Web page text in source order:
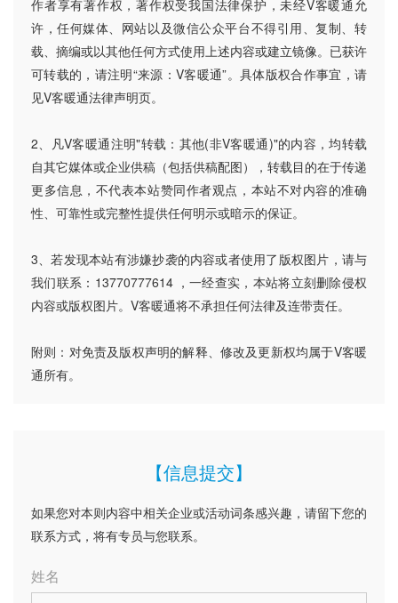
作者享有著作权，著作权受我国法律保护，未经V客暖通允
许，任何媒体、网站以及微信公众平台不得引用、复制、转
载、摘编或以其他任何方式使用上述内容或建立镜像。已获许
可转载的，请注明“来源：V客暖通”。具体版权合作事宜，请
见V客暖通法律声明页。
2、凡V客暖通注明"转载：其他(非V客暖通)"的内容，均转载
自其它媒体或企业供稿（包括供稿配图），转载目的在于传递
更多信息，不代表本站赞同作者观点，本站不对内容的准确
性、可靠性或完整性提供任何明示或暗示的保证。
3、若发现本站有涉嫌抄袭的内容或者使用了版权图片，请与
我们联系：13770777614 ，一经查实，本站将立刻删除侵权
内容或版权图片。V客暖通将不承担任何法律及连带责任。
附则：对免责及版权声明的解释、修改及更新权均属于V客暖
通所有。